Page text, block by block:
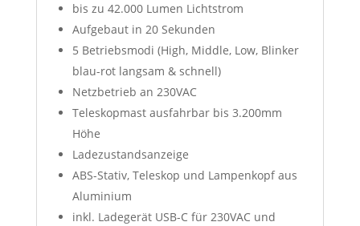
bis zu 42.000 Lumen Lichtstrom
Aufgebaut in 20 Sekunden
5 Betriebsmodi (High, Middle, Low, Blinker
blau-rot langsam & schnell)
Netzbetrieb an 230VAC
Teleskopmast ausfahrbar bis 3.200mm
Höhe
Ladezustandsanzeige
ABS-Stativ, Teleskop und Lampenkopf aus
Aluminium
inkl. Ladegerät USB-C für 230VAC und